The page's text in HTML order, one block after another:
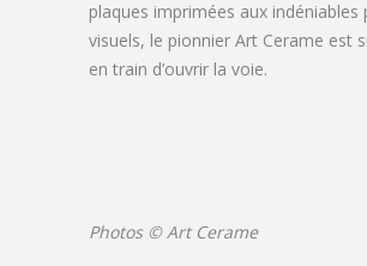
plaques imprimées aux indéniables
visuels, le pionnier Art Cerame est
en train d’ouvrir la voie.
Photos © Art Cerame